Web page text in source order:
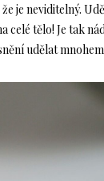
je neviditelný.
tělo! Je tak
udělat